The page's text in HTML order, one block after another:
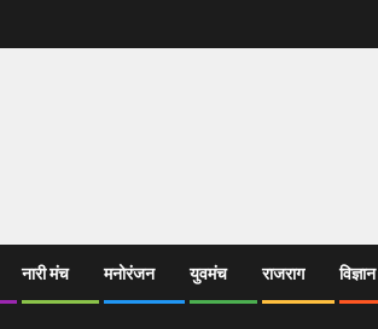
नारी मंच मनोरंजन युवमंच राजराग विज्ञान